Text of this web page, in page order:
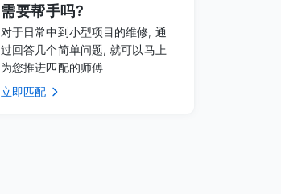
需要帮手吗?
对于日常中到小型项目的维修, 通
过回答几个简单问题, 就可以马上
为您推进匹配的师傅
立即匹配